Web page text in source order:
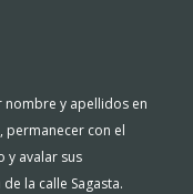
nombre y apellidos en
permanecer con el
y avalar sus
la calle Sagasta.